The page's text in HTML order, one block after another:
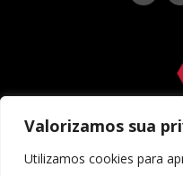
Valorizamos sua
Utilizamos cookies para